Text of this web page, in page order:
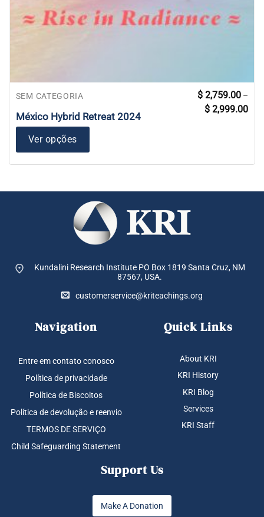
SEM CATEGORIA
México Hybrid Retreat 2024
$ 2,759.00 –
$ 2,999.00de
Ver opções
Este
tem
várias
variantes.
As
opções
ser
Kundalini Research Institute PO Box 1819 Santa Cruz, NM
87567, USA.
customerservice@kriteachings.org
Navigation
Entre em contato conosco
Política de privacidade
Política de Biscoitos
Política de devolução e reenvio
TERMOS DE SERVIÇO
Child Safeguarding Statement
Quick Links
About KRI
KRI History
KRI Blog
Services
KRI Staff
Support Us
Make A Donation